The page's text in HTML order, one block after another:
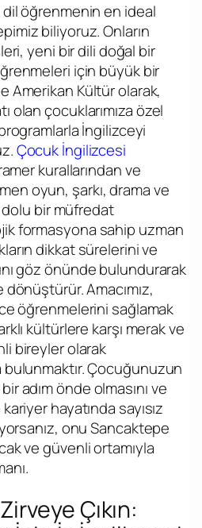
öğrenmenin en ideal
biliyoruz. Onların
yeni bir dili doğal bir
için büyük bir
Amerikan Kültür olarak,
olan çocuklarımıza özel
İngilizceyi
Çocuk İngilizcesi
kurallarından ve
oyun, şarkı, drama ve
bir müfredat
formasyona sahip uzman
dikkat sürelerini ve
göz önünde bulundurarak
Amacımız,
öğrenmelerini sağlamak
kültürlere karşı merak ve
bireyler olarak
Çocuğunuzun
adım önde olmasını ve
hayatında sayısız
onu Sancaktepe
ve güvenli ortamıyla
Çıkın: